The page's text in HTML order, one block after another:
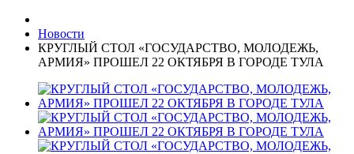
Новости
КРУГЛЫЙ СТОЛ «ГОСУДАРСТВО, МОЛОДЕЖЬ,
АРМИЯ» ПРОШЕЛ 22 ОКТЯБРЯ В ГОРОДЕ ТУЛА